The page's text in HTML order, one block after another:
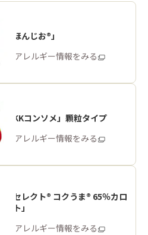
のほんじお®」
・アレルギー情報をみる
素KKコンソメ」顆粒タイプ
・アレルギー情報をみる
アセレクト® コクうま® 65％カロ
ト」
・アレルギー情報をみる